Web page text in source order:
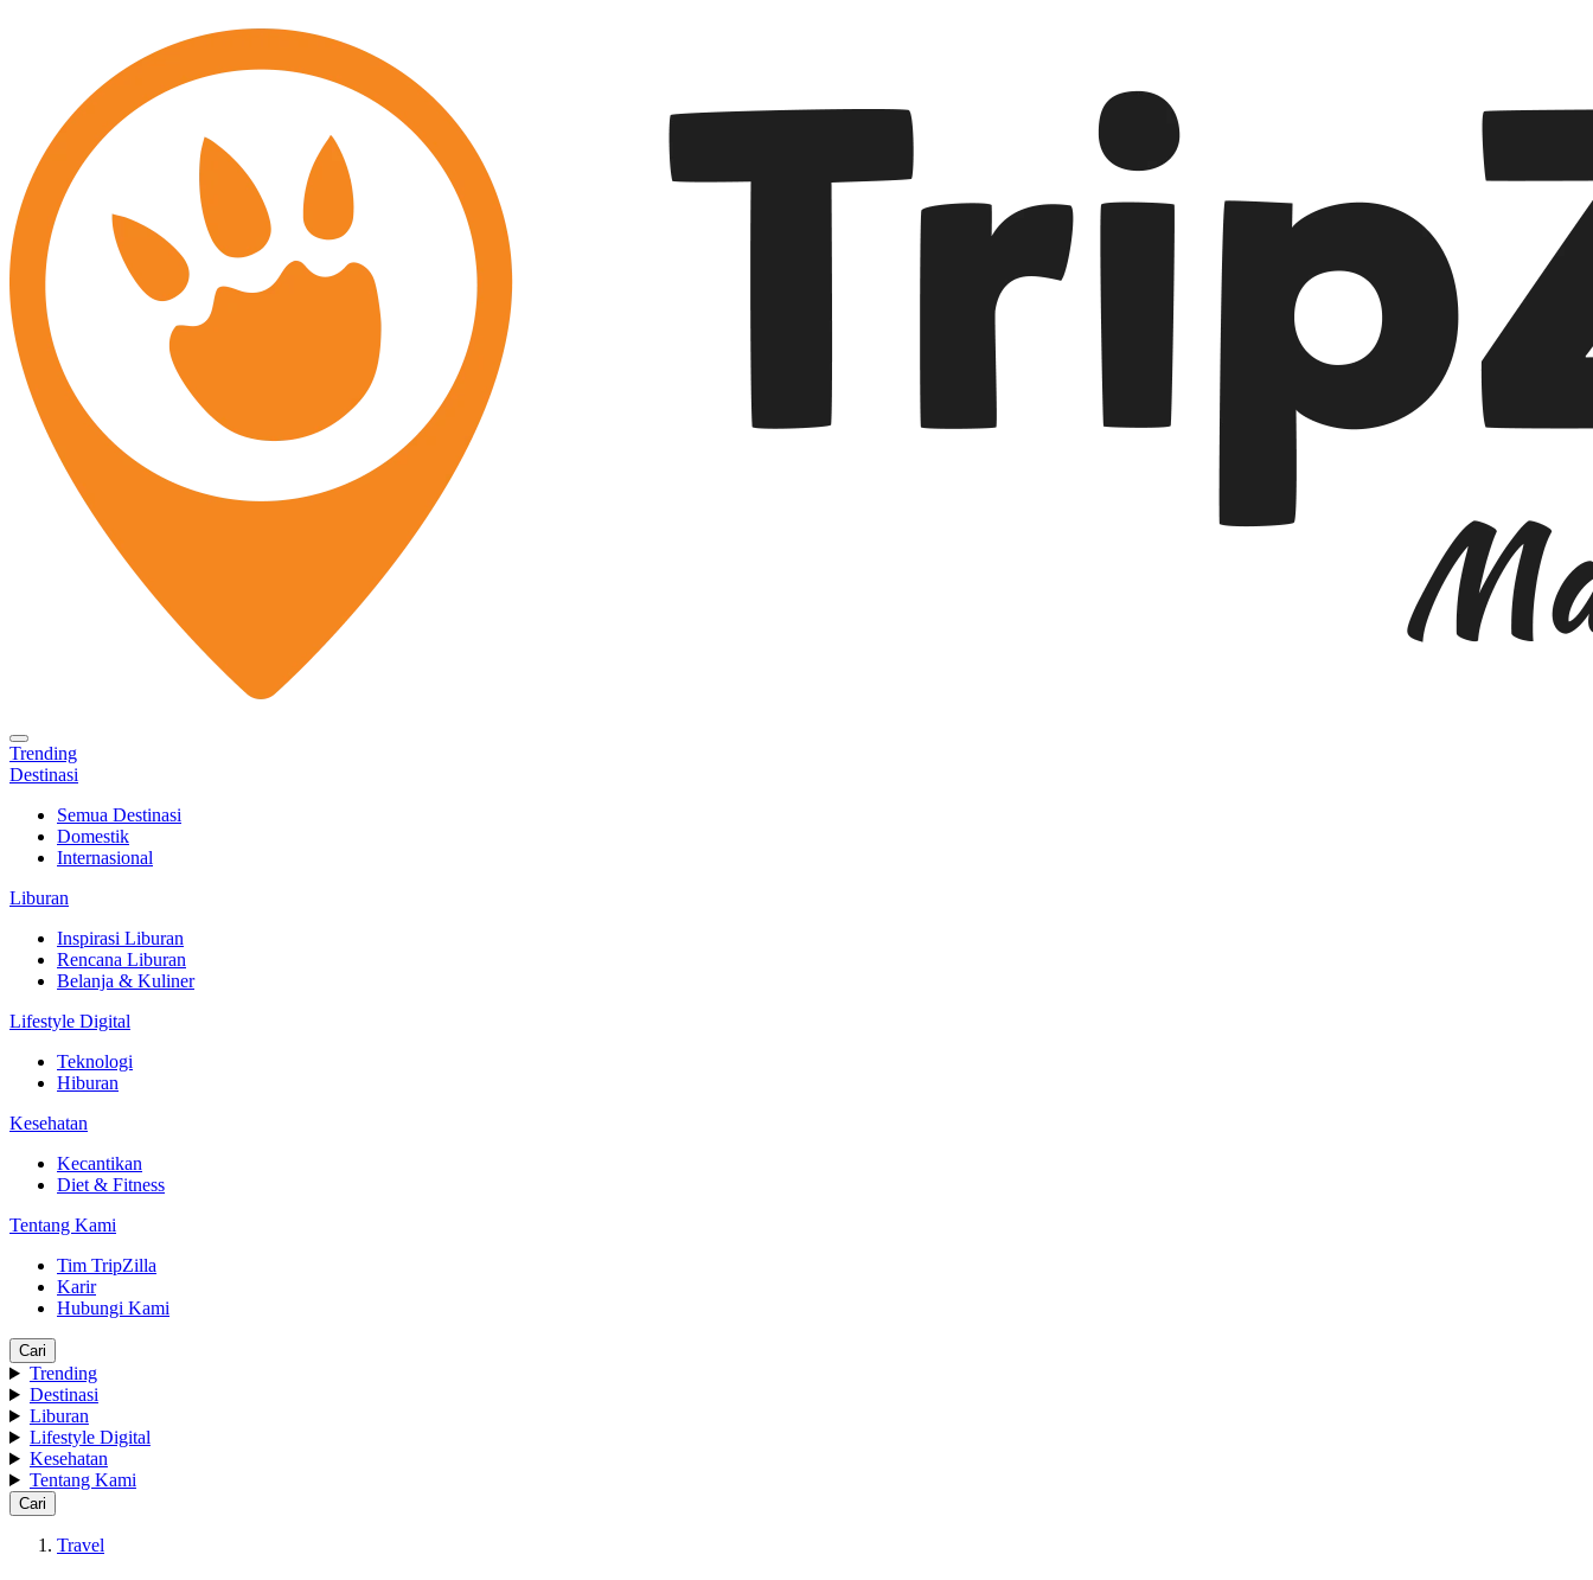
Trending
Destinasi
Semua Destinasi
Domestik
Internasional
Liburan
Inspirasi Liburan
Rencana Liburan
Belanja & Kuliner
Lifestyle Digital
Teknologi
Hiburan
Kesehatan
Kecantikan
Diet & Fitness
Tentang Kami
Tim TripZilla
Karir
Hubungi Kami
Cari
Trending
Destinasi
Liburan
Lifestyle Digital
Kesehatan
Tentang Kami
Cari
Travel